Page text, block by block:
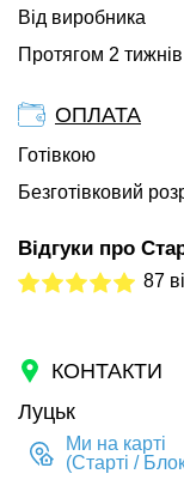
Від виробника
Протягом 2
ОПЛАТА
Готівкою
Безготівковий
Відгуки про
87
КОНТАКТИ
Луцьк
Ми на карті
(Старті /